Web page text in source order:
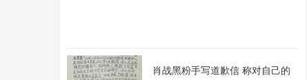
肖战黑粉手写道歉信 称对自己的